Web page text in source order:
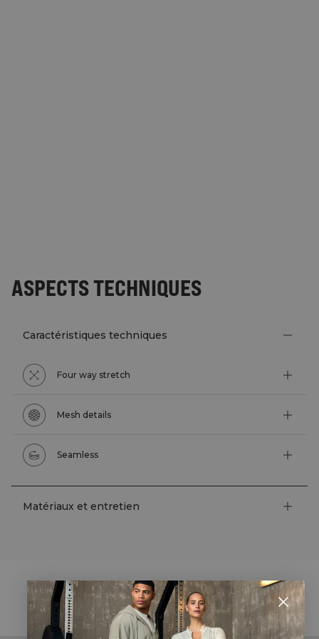
ASPECTS TECHNIQUES
Caractéristiques techniques
Four way stretch
Mesh details
Seamless
Matériaux et entretien
STYLE WITH